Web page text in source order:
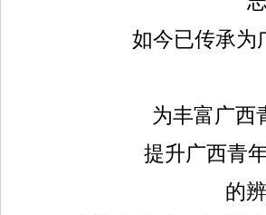
如今已传承为
为丰富广西
提升广西青
的